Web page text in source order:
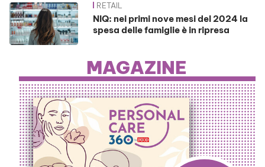
News RETAIL
NIQ: nei primi nove mesi del 2024 la
spesa delle famiglie è in ripresa
MAGAZINE